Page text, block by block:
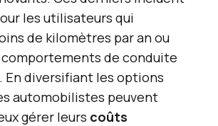
les utilisateurs qui
de kilomètres par an ou
de conduite
En diversifiant les options
automobilistes peuvent
gérer leurs coûts